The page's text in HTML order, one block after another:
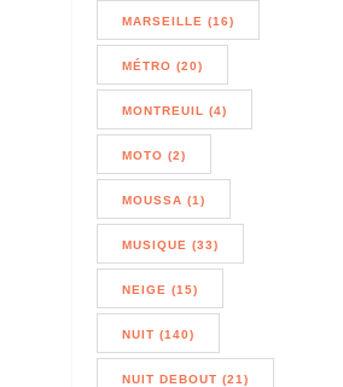
MARSEILLE (16)
MÉTRO (20)
MONTREUIL (4)
MOTO (2)
MOUSSA (1)
MUSIQUE (33)
NEIGE (15)
NUIT (140)
NUIT DEBOUT (21)